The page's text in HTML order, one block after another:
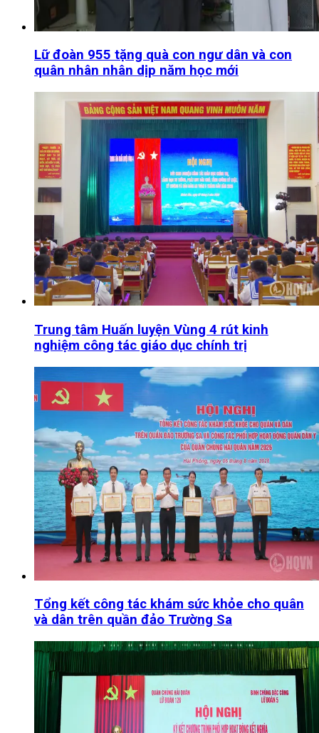
Lữ đoàn 955 tặng quà con ngư dân và con
quân nhân nhân dịp năm học mới
Trung tâm Huấn luyện Vùng 4 rút kinh
nghiệm công tác giáo dục chính trị
Tổng kết công tác khám sức khỏe cho quân
và dân trên quần đảo Trường Sa